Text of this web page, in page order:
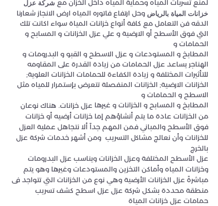
لمنع تسربات المياه وحماية المياه داخل الخزان مع شركة عزل
خزانات المياة بالرياض وحل ارتفاع فاتوره المياه ارض الانجاز شعارنا
الدقه فن التعامل مع كافة أنواع خزانات المياة سواء اكانت تلك
التي فوق الأسطح أو الارضية و علي عزل الخزانات و المسابح و
الحمامات و
المطابخ و المستودعات و عزل الاسطح و القبو و البدرومات و
الهناجر يساعد عزل الحمامات من زيادة القدرة على المقاومه
للتأثيرات المختلفة و زيادة الكفاءة للحمامات الخزانات العلوية;
الخزانات الارضية; الخزانات المنفصلة تتعرض بإستمرار للمياه مثل
الاسطح و الحمامات و
المطابخ و المسابح و الخزانات و غيرها عزل خزانات. هناك نوعان
من الخزانات عادة ما يتم أنشاؤهم إما خزانات أرضيه أو خزانات
فوق الأسطح والمباني فمن المهم جداً ألا نتجاهل عملية العزل
للخزانات وأن نعالج مشاكل التسريب ومن أشهر خدمات شركة عزل
بالخرج
عزل الأسطح المختلفة وعزل الخزانات ويناسب عزل البدرومات
وخزانات المياه وأماكن التخزين والمستودعات وغيرها وهو يتم
مباشرةً عزل الخزانات الأرضية وهي نوع من الخزانات التي تتواجد فى
منطقة محددة بشكل شركة عزل عزل اسطح كشف تسريب
حمامات عزل خزانات المياة